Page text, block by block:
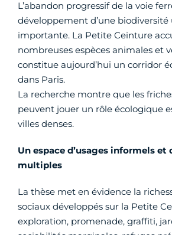
L’abandon progressif de la voie
développement d’une biodiversité
importante. La Petite Ceinture
nombreuses espèces animales et
constitue aujourd’hui un corridor
dans Paris.
La recherche montre que les
peuvent jouer un rôle écologique
villes denses.
Un espace d’usages informels et
multiples
La thèse met en évidence la
sociaux développés sur la Petite
exploration, promenade, graffiti,